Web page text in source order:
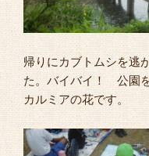
帰りにカブトムシを逃
た。バイバイ！ 公園
カルミアの花です。